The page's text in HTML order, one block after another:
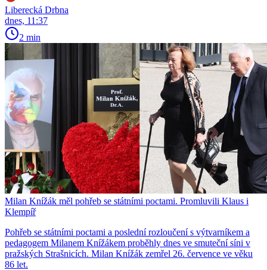
Liberecká Drbna
dnes, 11:37
2 min
Milan Knížák měl pohřeb se státními poctami. Promluvili Klaus i
Klempíř
Pohřeb se státními poctami a poslední rozloučení s výtvarníkem a
pedagogem Milanem Knížákem proběhly dnes ve smuteční síni v
pražských Strašnicích. Milan Knížák zemřel 26. července ve věku
86 let.